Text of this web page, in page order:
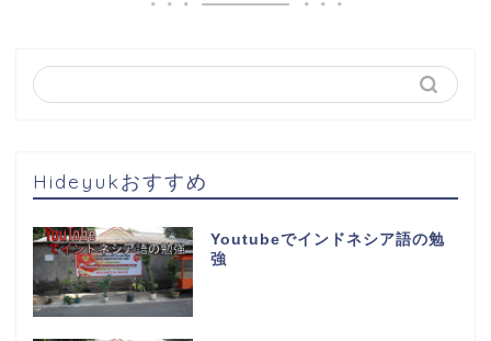
Hideyukおすすめ
Youtubeでインドネシア語の勉
強